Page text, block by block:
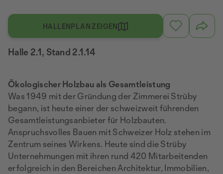
HALLENPLAN ZEIGEN
Halle 2.1, Stand 2.1.14
Ökologischer Holzbau als Gesamtleistung
Was 1949 mit der Gründung der Zimmerei Strüby
begann, ist heute einer der schweizweit führenden
Gesamtleistungsanbieter für Holzbauten.
Anspruchsvolles Bauen mit Schweizer Holz stehen im
Zentrum seines Wirkens. Heute sind die Strüby
Unternehmungen mit ihren rund 420 Mitarbeitenden
erfolgreich in den Bereichen Architektur, Immobilien,